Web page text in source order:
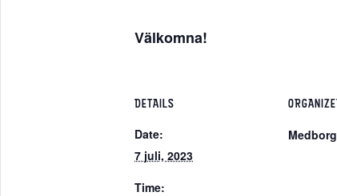
Välkomna!
DETAILS
Date:
7 juli, 2023
Time: